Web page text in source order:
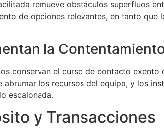
remueve obstáculos superfluos
de opciones relevantes, en tanto
la Contentamiento
conservan el curso de contacto
los recursos del equipo, y los
escalonada.
y Transacciones